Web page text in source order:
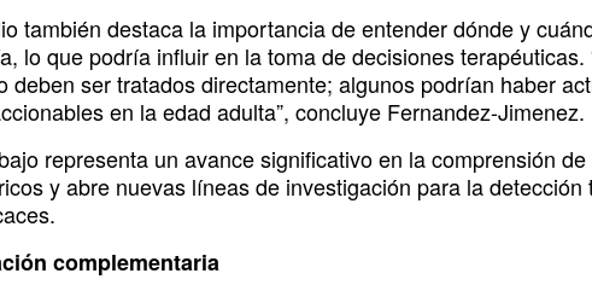
también destaca la importancia de entender dónde y
lo que podría influir en la toma de decisiones
deben ser tratados directamente; algunos podrían haber
en la edad adulta”, concluye Fernandez-Jimenez.
representa un avance significativo en la comprensión
y abre nuevas líneas de investigación para la
complementaria